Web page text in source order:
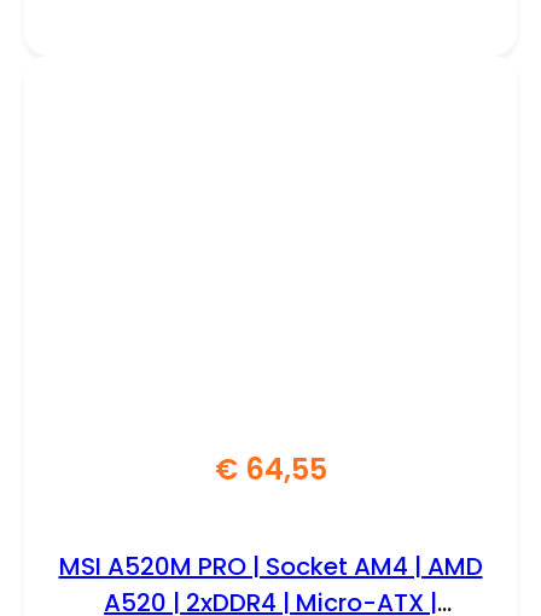
€64,55
MSI A520M PRO | Socket AM4 | AMD
A520 | 2xDDR4 | Micro-ATX |